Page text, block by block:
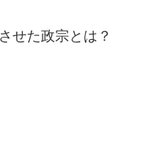
せた政宗とは？